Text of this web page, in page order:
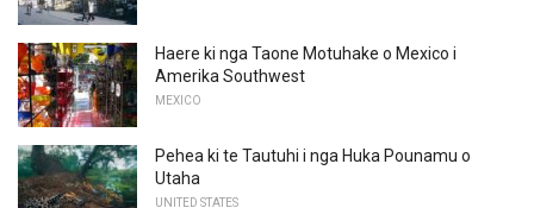
Haere ki nga Taone Motuhake o Mexico i
Amerika Southwest
MEXICO
Pehea ki te Tautuhi i nga Huka Pounamu o
Utaha
UNITED STATES